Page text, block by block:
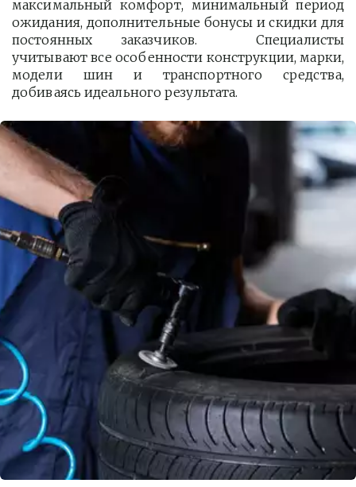
максимальный комфорт, минимальный период
ожидания, дополнительные бонусы и скидки для
постоянных заказчиков. Специалисты
учитывают все особенности конструкции, марки,
модели шин и транспортного средства,
добиваясь идеального результата.